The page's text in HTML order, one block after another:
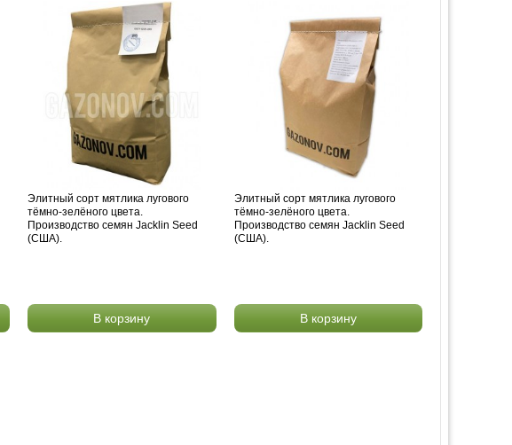
Элитный сорт мятлика лугового
тёмно-зелёного цвета.
Производство семян Jacklin Seed
(США).
В корзину
Элитный сорт мятлика лугового
тёмно-зелёного цвета.
Производство семян Jacklin Seed
(США).
В корзину